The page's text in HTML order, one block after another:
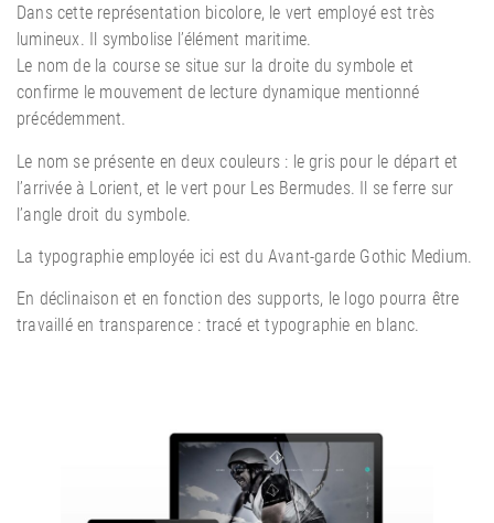
Dans cette représentation bicolore, le vert employé est très
lumineux. Il symbolise l’élément maritime.
Le nom de la course se situe sur la droite du symbole et
confirme le mouvement de lecture dynamique mentionné
précédemment.
Le nom se présente en deux couleurs : le gris pour le départ et
l’arrivée à Lorient, et le vert pour Les Bermudes. Il se ferre sur
l’angle droit du symbole.
La typographie employée ici est du Avant-garde Gothic Medium.
En déclinaison et en fonction des supports, le logo pourra être
travaillé en transparence : tracé et typographie en blanc.